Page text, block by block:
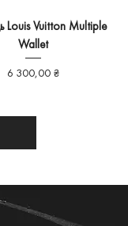
Louis Vuitton Multiple
Wallet
Ціна
6 300,00 ₴